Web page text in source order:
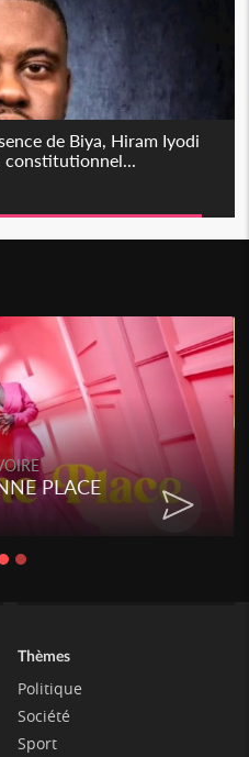
de Biya, Hiram Iyodi
constitutionnel...
PLACE
Thèmes
Politique
Société
Sport